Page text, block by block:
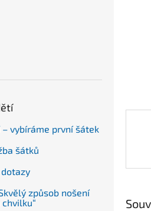
– vybíráme první šátek
šátků
způsob nošení